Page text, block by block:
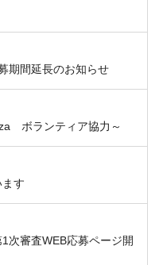
期間延長のお知らせ
ボランティア協力～
す
審査WEB応募ページ開